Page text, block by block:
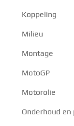
Koppeling
Milieu
Montage
MotoGP
Motorolie
Onderhoud en